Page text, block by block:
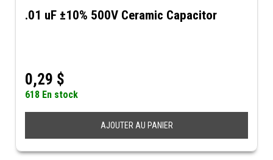
.01 uF ±10% 500V Ceramic Capacitor
0,29 $
618 En stock
AJOUTER AU PANIER